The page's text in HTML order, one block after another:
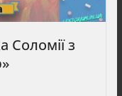
Соломії з